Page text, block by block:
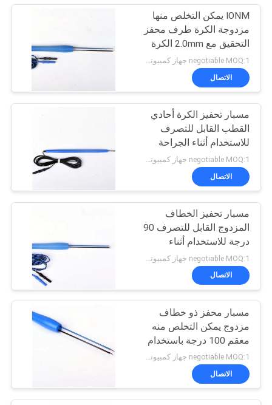
التحقيق محفز
القطب الحنجري
3
حلقة القطب
10
22
IONM يمكن التخلص منها
مزدوجة الكرة طرف محفز
التحقيق مع 2.0mm الكرة
طرف ضياء
negotiable MOQ:1 جهاز كمبيوتر شخصى
الاتصال
مسبار تحفيز الكرة أحادي
القطب القابل للتصرف
للاستخدام أثناء الجراحة
negotiable MOQ:1 جهاز كمبيوتر شخصى
الاتصال
مسبار تحفيز الخطاف
المزدوج القابل للتصرف 90
درجة للاستخدام أثناء
الجراحة
negotiable MOQ:1 جهاز كمبيوتر شخصى
الاتصال
مسبار محفز ذو خطاف
مزدوج يمكن التخلص منه
معقم 100 درجة باستخدام
ETO
negotiable MOQ:1 جهاز كمبيوتر شخصى
الاتصال